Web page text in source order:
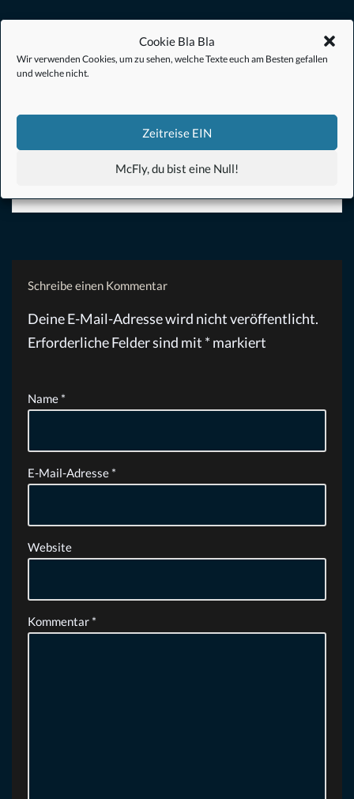
Cookie Bla Bla
Wir verwenden Cookies, um zu sehen, welche Texte euch am Besten gefallen
und welche nicht.
Zeitreise EIN
McFly, du bist eine Null!
Synecdoche New York, Los amantes del Círculo Polar,
Melancholia, La mala educación, Underground, Grand Budapest
Hotel – noch Fragen?
Schreibe einen Kommentar
Deine E-Mail-Adresse wird nicht veröffentlicht.
Erforderliche Felder sind mit * markiert
Name *
E-Mail-Adresse *
Website
Kommentar *